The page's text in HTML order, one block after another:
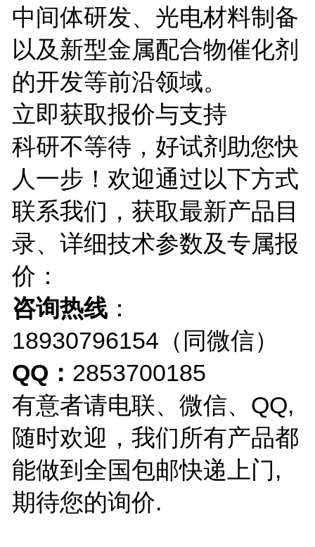
中间体研发、光电材料制备
以及新型金属配合物催化剂
的开发等前沿领域。
立即获取报价与支持
科研不等待，好试剂助您快
人一步！欢迎通过以下方式
联系我们，获取最新产品目
录、详细技术参数及专属报
价：
咨询热线：
18930796154（同微信）
QQ： 2853700185
有意者请电联、微信、QQ,
随时欢迎，我们所有产品都
能做到全国包邮快递上门,
期待您的询价.